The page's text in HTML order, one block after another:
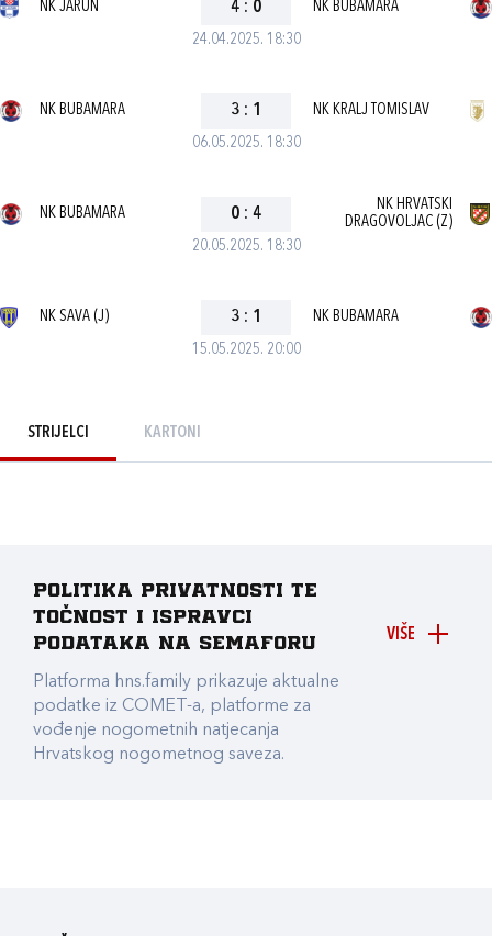
24.04.2025. 18:30
NK JARUN 4 : 0 NK BUBAMARA
06.05.2025. 18:30
NK BUBAMARA 3 : 1 NK KRALJ TOMISLAV
20.05.2025. 18:30
NK BUBAMARA 0 : 4
NK HRVATSKI
DRAGOVOLJAC (Z)
15.05.2025. 20:00
NK SAVA (J) 3 : 1 NK BUBAMARA
STRIJELCI KARTONI
VIŠE
Politika privatnosti te
točnost i ispravci
podataka na Semaforu
Platforma hns.family prikazuje aktualne
podatke iz COMET-a, platforme za
vođenje nogometnih natjecanja
Hrvatskog nogometnog saveza.